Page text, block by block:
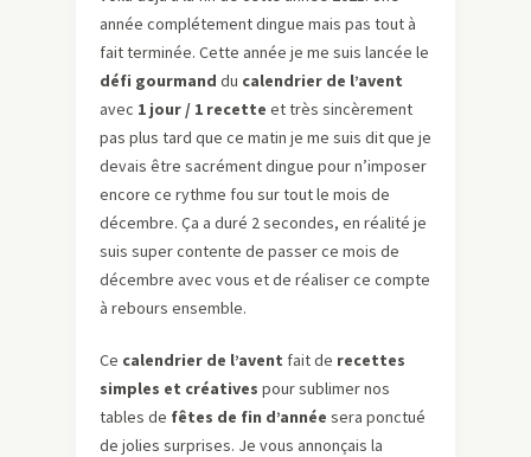
année complétement dingue mais pas tout à
fait terminée. Cette année je me suis lancée le
défi gourmand du calendrier de l’avent
avec 1 jour / 1 recette et très sincèrement
pas plus tard que ce matin je me suis dit que je
devais être sacrément dingue pour n’imposer
encore ce rythme fou sur tout le mois de
décembre. Ça a duré 2 secondes, en réalité je
suis super contente de passer ce mois de
décembre avec vous et de réaliser ce compte
à rebours ensemble.
Ce calendrier de l’avent fait de recettes
simples et créatives pour sublimer nos
tables de fêtes de fin d’année sera ponctué
de jolies surprises. Je vous annonçais la